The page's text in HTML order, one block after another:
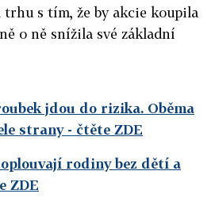
trhu s tím, že by akcie koupila
o ně snížila své základní
jdou do rizika. Oběma
strany- čtěte ZDE
rodiny bez dětí a
ZDE